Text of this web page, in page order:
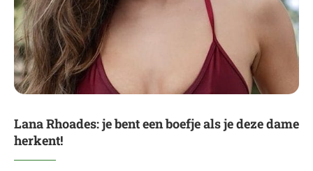
Lana Rhoades: je bent een boefje als je deze dame
herkent!